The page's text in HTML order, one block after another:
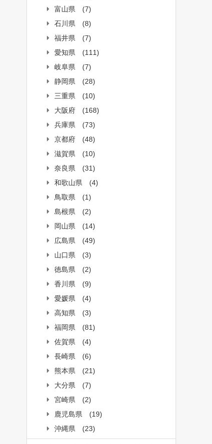
富山県
(7)
石川県
(8)
福井県
(7)
愛知県
(111)
岐阜県
(7)
静岡県
(28)
三重県
(10)
大阪府
(168)
兵庫県
(73)
京都府
(48)
滋賀県
(10)
奈良県
(31)
和歌山県
(4)
鳥取県
(1)
島根県
(2)
岡山県
(14)
広島県
(49)
山口県
(3)
徳島県
(2)
香川県
(9)
愛媛県
(4)
高知県
(3)
福岡県
(81)
佐賀県
(4)
長崎県
(6)
熊本県
(21)
大分県
(7)
宮崎県
(2)
鹿児島県
(19)
沖縄県
(23)